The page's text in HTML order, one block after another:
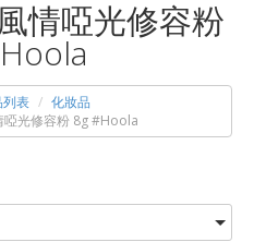
情啞光修容粉
列表
化妝品
啞光修容粉 8g #Hoola